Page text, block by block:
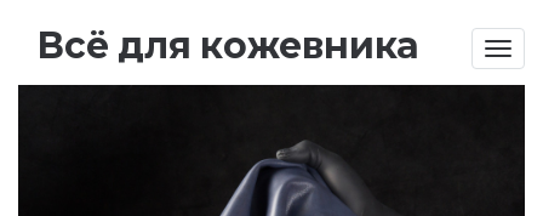
Всё для кожевника